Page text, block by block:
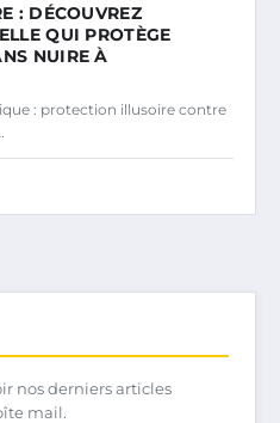
: DÉCOUVREZ
QUI PROTÈGE
NUIRE À
: protection illusoire contre
nos derniers articles
mail.